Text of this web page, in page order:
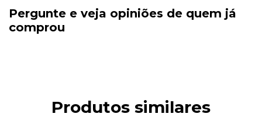
Pergunte e veja opiniões de quem já
comprou
Produtos similares